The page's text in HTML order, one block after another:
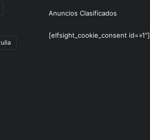
Anuncios Clasificados
[elfsight_cookie_consent id=»1″]